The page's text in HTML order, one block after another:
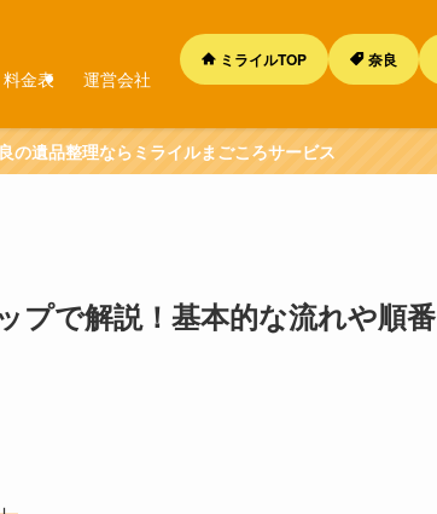
料金表 運営会社
ミライルTOP 奈良
の遺品整理ならミライルまごころサービス
プで解説！基本的な流れや順番